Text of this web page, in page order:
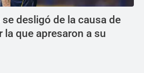
desligó de la causa de
que apresaron a su